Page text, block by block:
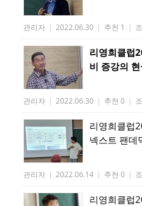
관리자 | 2022.06.30 | 추천 1 |
리영희클럽
비 증강의
관리자 | 2022.06.30 | 추천 0 |
리영희클럽
넥스트 팬데
관리자 | 2022.06.14 | 추천 0 |
리영희클럽